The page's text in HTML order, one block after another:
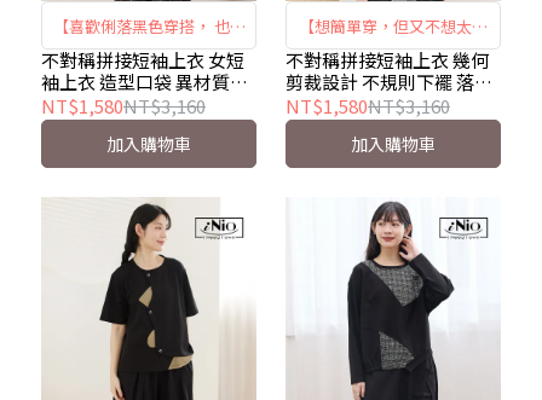
【喜歡俐落黑色穿搭， 也希
望細節多一點變化的時候】
｜不對稱剪裁 × 立體口袋
× 設計感拼接短袖上衣｜
iNio CHW1083
不對稱拼接短袖上衣 女短
袖上衣 造型口袋 異材質拼
接 圓領棉T iNio衣著美學
CHW1083
NT$1,580NT$3,160
加入購物車
【想簡單穿，但又不想太普
通的時候】 ｜幾何拼接 ×
不規則下襬 × 輕鬆有型｜
iNio CHW1008
不對稱拼接短袖上衣 幾何
剪裁設計 不規則下襬 落肩
寬鬆棉T iNio衣著美學
CHW1008
NT$1,580NT$3,160
加入購物車